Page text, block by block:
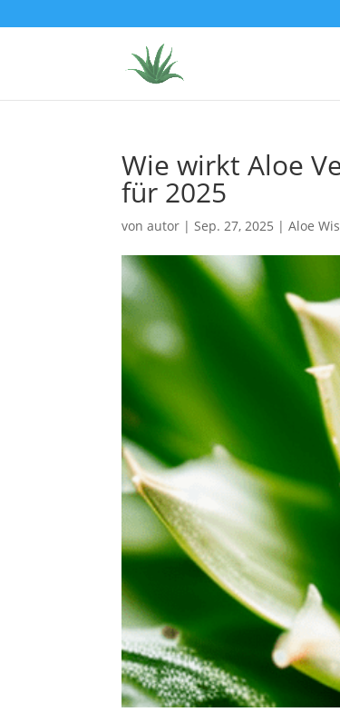
Wie wirkt Aloe
für 2025
vonautor |Sep. 27, 2025 |Aloe